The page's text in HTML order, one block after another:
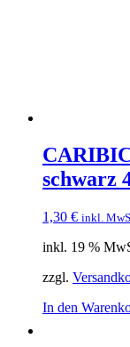
schwarz
1,30 € inkl.
inkl. 19 %
zzgl.
In den